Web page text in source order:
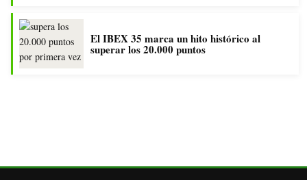
El IBEX 35 marca un hito histórico al
superar los 20.000 puntos